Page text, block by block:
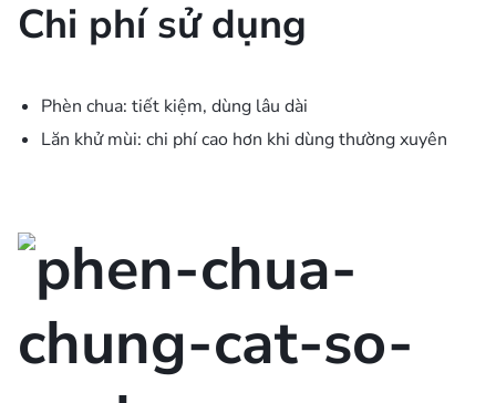
Chi phí sử dụng
Phèn chua: tiết kiệm, dùng lâu dài
Lăn khử mùi: chi phí cao hơn khi dùng thường xuyên